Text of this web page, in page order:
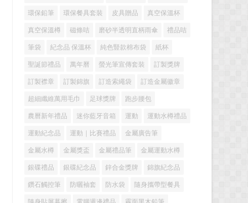
環保鉛筆 環保餐具套裝 皮具贈品 真空保溫杯
真空保溫樽 磁條咭 磨砂半透明直柄雨傘 禮品咭
筆袋 紀念品 保溫杯 純色豎款棉布袋 紙杯
聖誕節禮品 萬年曆 螢光筆宣傳套裝 訂製獎牌
訂製襟章 訂製錦旗 訂造索繩袋 訂造金屬徽章
超細纖維萬用毛巾 足球獎牌 跑步腰包
農曆新年禮品 迷你藍牙音箱 運動 運動水樽禮品
運動紀念品 運動｜比賽禮品 金屬廣告筆
金屬水樽 金屬獎盃 金屬禮品筆 金屬運動水樽
銀碟禮品 銀碟紀念品 鋅合金獎牌 錦旗紀念品
鑽石觸控筆 防曬袖套 防水袋 隨身攜帶型餐具